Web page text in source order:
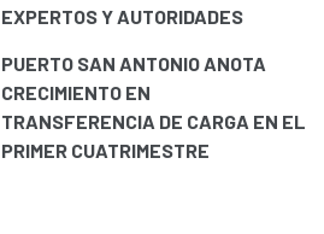
EXPERTOS Y AUTORIDADES
PUERTO SAN ANTONIO ANOTA
CRECIMIENTO EN
TRANSFERENCIA DE CARGA EN EL
PRIMER CUATRIMESTRE